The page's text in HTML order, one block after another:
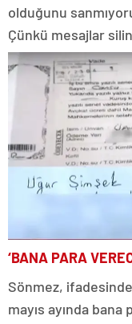
olduğunu
Çünkü mesajlar
‘BANA PARA
Sönmez,
mayıs ayında